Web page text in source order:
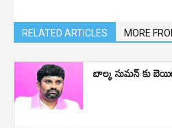
RELATED ARTICLES MORE
బాల్క సుమన్ కు